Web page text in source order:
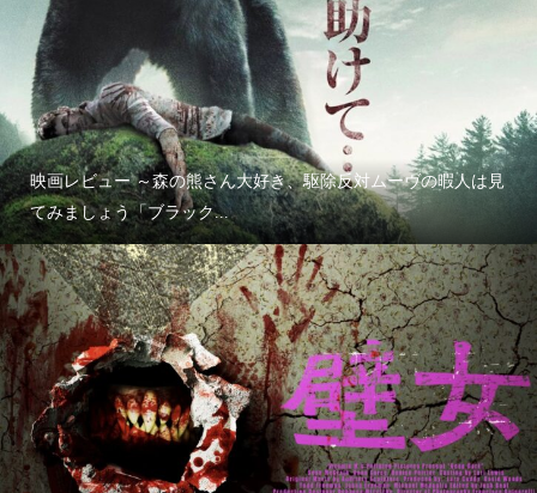
映画レビュー ～森の熊さん大好き、駆除反対ムーヴの暇人は見
てみましょう「ブラック...